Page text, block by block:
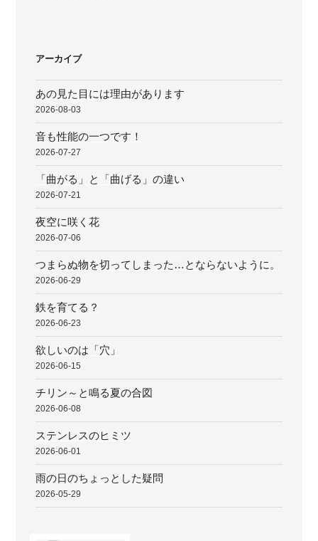
ン
アーカイブ
あの見た目には理由があります
2026-08-03
音も性能の一つです！
2026-07-27
「曲がる」と「曲げる」の違い
2026-07-21
夜空に咲く花
2026-07-06
つまらぬ物を切ってしまった…とならないように。
2026-06-29
鉄を育てる？
2026-06-23
欲しいのは「穴」
2026-06-15
チリン～と鳴る夏の合図
2026-06-08
ステンレスのヒミツ
2026-06-01
雨の日のちょっとした疑問
2026-05-29